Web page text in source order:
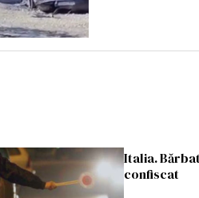
Italia.
confiscat